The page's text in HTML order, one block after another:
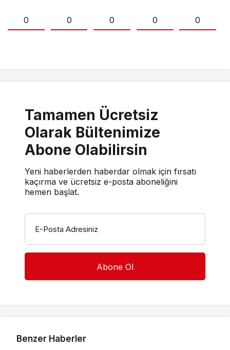
0 0 0 0 0
Tamamen Ücretsiz
Olarak Bültenimize
Abone Olabilirsin
Yeni haberlerden haberdar olmak için fırsatı
kaçırma ve ücretsiz e-posta aboneliğini
hemen başlat.
E-Posta Adresiniz
Benzer Haberler